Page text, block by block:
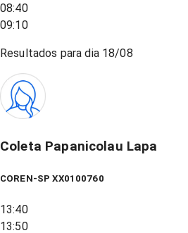
08:40
09:10
Resultados para dia 18/08
Coleta Papanicolau Lapa
COREN-SP XX0100760
13:40
13:50